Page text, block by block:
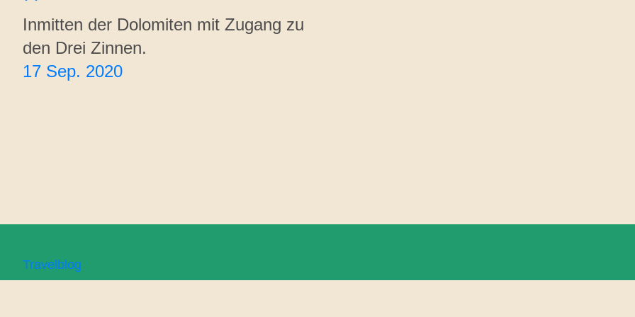
Inmitten der Dolomiten mit Zugang zu
den Drei Zinnen.
17 Sep. 2020
Travelblog